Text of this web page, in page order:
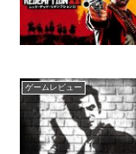
ゲームレビュー